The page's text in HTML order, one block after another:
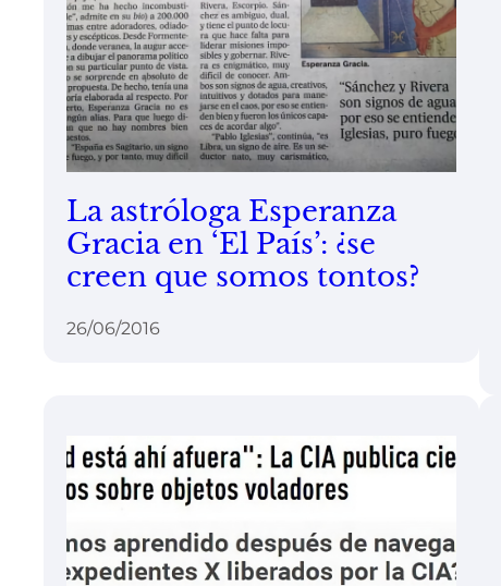
La astróloga Esperanza
Gracia en ‘El País’: ¿se
creen que somos tontos?
26/06/2016